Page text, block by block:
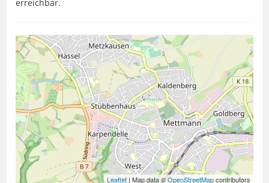
erreichbar.
Leaflet| Map data ©OpenStreetMapcontributors